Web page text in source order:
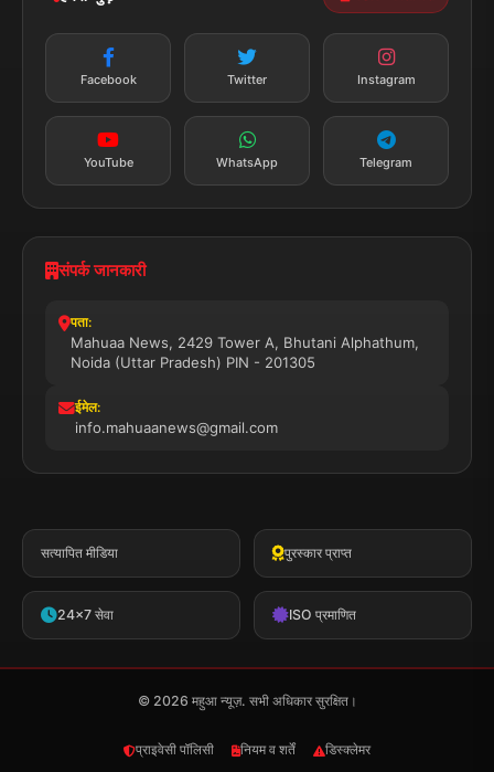
न्यूज़ अलर्ट
तत्काल अपडेट
सब्सक्राइब करें
Facebook Twitter Instagram
YouTube WhatsApp Telegram
संपर्क जानकारी
पता:
Mahuaa News, 2429 Tower A, Bhutani Alphathum,
Noida (Uttar Pradesh) PIN - 201305
ईमेल:
info.mahuaanews@gmail.com
सत्यापित मीडिया पुरस्कार प्राप्त
24x7 सेवा ISO प्रमाणित
© 2026 महुआ न्यूज़. सभी अधिकार सुरक्षित।
प्राइवेसी पॉलिसी नियम व शर्तें डिस्क्लेमर